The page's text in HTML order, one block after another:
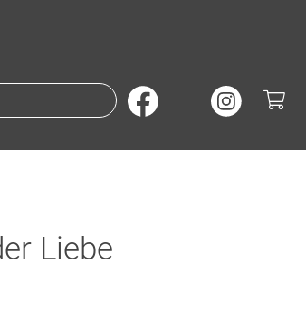
Suche nach Büchern oder
Liebe